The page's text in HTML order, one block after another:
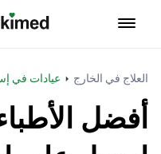
العلاج في الخارج عيادات في
أفضل